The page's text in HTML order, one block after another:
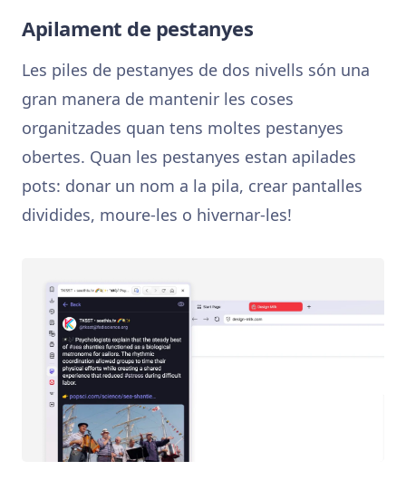
Apilament de pestanyes
Les piles de pestanyes de dos nivells són una
gran manera de mantenir les coses
organitzades quan tens moltes pestanyes
obertes. Quan les pestanyes estan apilades
pots: donar un nom a la pila, crear pantalles
dividides, moure-les o hivernar-les!